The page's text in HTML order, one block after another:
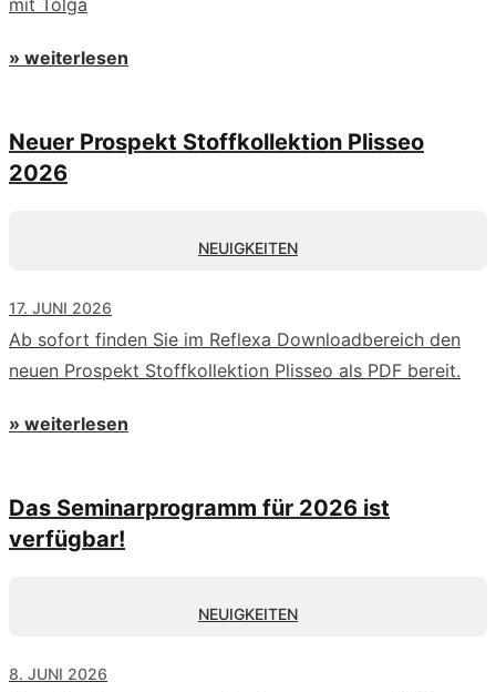
» weiterlesen
Neuer Prospekt Stoffkollektion Plisseo
2026
NEUIGKEITEN
17. JUNI 2026
Ab sofort finden Sie im Reflexa Downloadbereich den
neuen Prospekt Stoffkollektion Plisseo als PDF bereit.
» weiterlesen
Das Seminarprogramm für 2026 ist
verfügbar!
NEUIGKEITEN
8. JUNI 2026